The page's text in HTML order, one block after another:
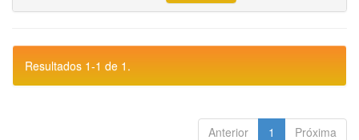
Resultados 1-1 de 1.
Anterior 1 Próxima